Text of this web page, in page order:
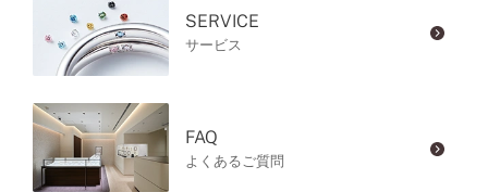
SERVICE
サービス
FAQ
よくあるご質問